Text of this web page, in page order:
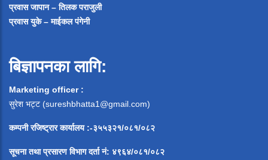
प्रवास जापान – तिलक पराजुली
प्रवास युके – माईकल पंगेनी
बिज्ञापनका लागि:
Marketing officer :
सुरेश भट्ट (sureshbhatta1@gmail.com)
कम्पनी रजिष्ट्रार कार्यालय :-३५५३२१/०८१/०८२
सूचना तथा प्रसारण विभाग दर्ता नं: ४९६४/०८१/०८२